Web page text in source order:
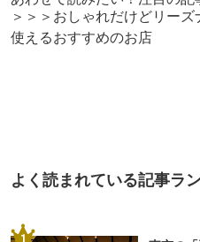
＞＞＞おしゃれだけどリー
使えるおすすめのお店
よく読まれている記事ラ
1